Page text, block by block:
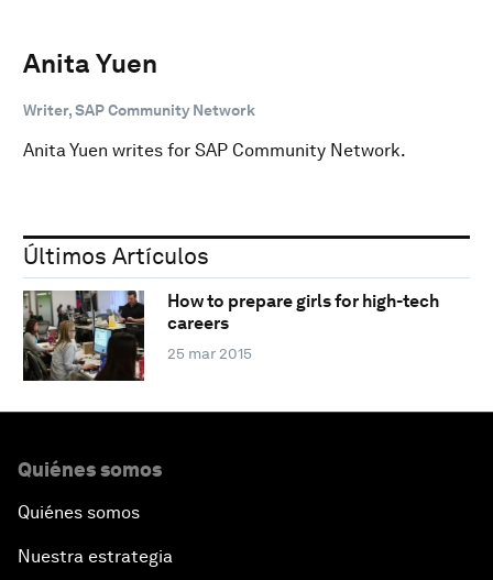
Anita Yuen
Writer, SAP Community Network
Anita Yuen writes for SAP Community Network.
Últimos Artículos
How to prepare girls for high-tech
careers
25 mar 2015
Quiénes somos
Quiénes somos
Nuestra estrategia